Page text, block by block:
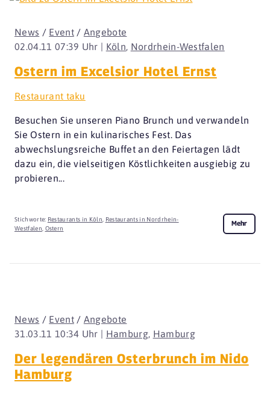
02.04.11 07:39 Uhr | Köln Nordrhein-Westfalen
News / Event/ Angebote
Ostern im Excelsior Hotel Ernst
Restaurant taku
Besuchen Sie unseren Piano Brunch und verwandeln
Sie Ostern in ein kulinarisches Fest. Das
abwechslungsreiche Buffet an den Feiertagen lädt
dazu ein, die vielseitigen Köstlichkeiten ausgiebig zu
probieren...
Stichworte: Restaurants in Köln, Restaurants in Nordrhein-
Westfalen, Ostern
Mehr
31.03.11 10:34 Uhr | Hamburg, Hamburg
News / Event/ Angebote
Der legendären Osterbrunch im Nido
Hamburg